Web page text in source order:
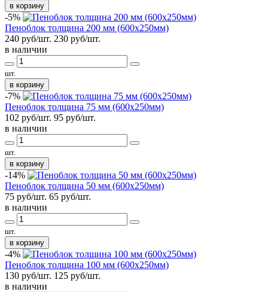
в корзину
-5%
Пеноблок толщина 200 мм (600x250мм)
240 руб/шт. 230 руб/шт.
в наличии
шт.
в корзину
-7%
Пеноблок толщина 75 мм (600x250мм)
102 руб/шт. 95 руб/шт.
в наличии
шт.
в корзину
-14%
Пеноблок толщина 50 мм (600x250мм)
75 руб/шт. 65 руб/шт.
в наличии
шт.
в корзину
-4%
Пеноблок толщина 100 мм (600x250мм)
130 руб/шт. 125 руб/шт.
в наличии